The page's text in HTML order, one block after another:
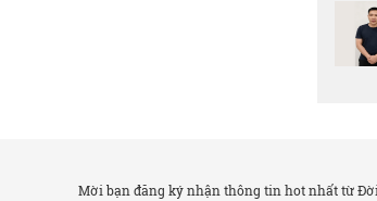
Mời bạn đăng ký nhận thông tin hot nhất từ